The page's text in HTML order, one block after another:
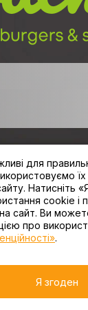
для
Натисніть
cookie і
сайт. Ви
про
.
Я згоден